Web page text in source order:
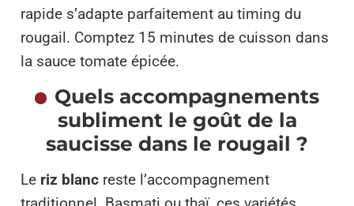
rapide s’adapte parfaitement au timing du
rougail. Comptez 15 minutes de cuisson dans
la sauce tomate épicée.
Quels accompagnements
subliment le goût de la
saucisse dans le rougail ?
Le riz blanc reste l’accompagnement